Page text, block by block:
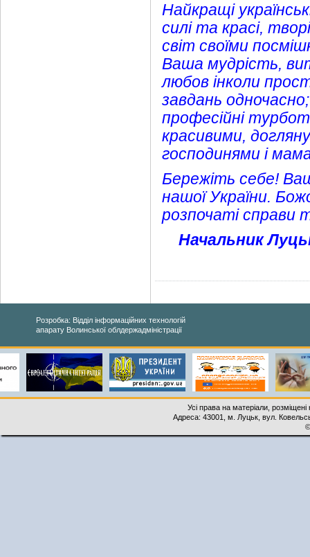
Найкращі
силі та красі,
світ своїми
Ваша мудрість,
любов інколи
завдань
професійні
красивими,
господинями і
Бережіть себе!
нашої України.
розпочаті справи
Начальник
Розробка: Відділ інформаційних технологій
апарату Волинської облдержадміністрації
Усі права на матеріали,
Адреса: 43001, м. Луцьк, вул.